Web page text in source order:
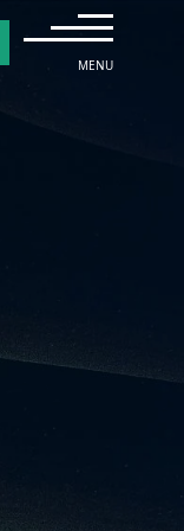
MENU